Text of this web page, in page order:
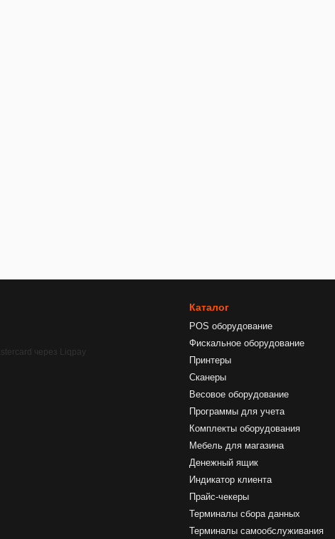
Каталог
POS оборудование
Фискальное оборудование
Принтеры
Сканеры
Весовое оборудование
Программы для учета
Комплекты оборудования
Мебель для магазина
Денежный ящик
Индикатор клиента
Прайс-чекеры
Терминалы сбора данных
Терминалы самообслуживания